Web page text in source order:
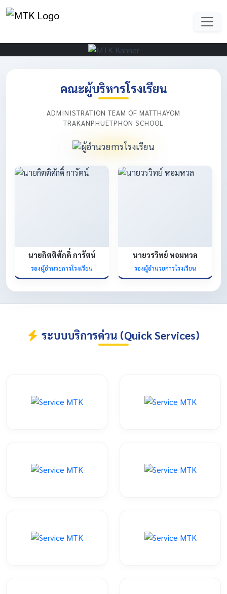
คณะผู้บริหารโรงเรียน
ADMINISTRATION TEAM OF MATTHAYOM
TRAKANPHUETPHON SCHOOL
นายกิตติศักดิ์ การัตน์
รองผู้อำนวยการโรงเรียน
นายวรวิทย์ หอมหวล
รองผู้อำนวยการโรงเรียน
ระบบบริการด่วน (Quick Services)